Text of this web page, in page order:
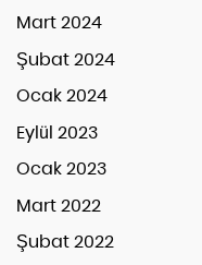
Mart 2024
Şubat 2024
Ocak 2024
Eylül 2023
Ocak 2023
Mart 2022
Şubat 2022